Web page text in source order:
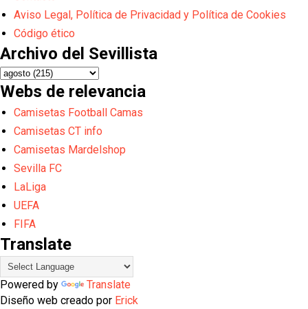
Aviso Legal, Política de Privacidad y Política de Cookies
Código ético
Archivo del Sevillista
Webs de relevancia
Camisetas Football Camas
Camisetas CT info
Camisetas Mardelshop
Sevilla FC
LaLiga
UEFA
FIFA
Translate
Powered by
Translate
Diseño web creado por Erick